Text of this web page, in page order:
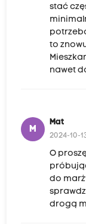
stać
to
nawet
M
Mat
2024-10-
O
do
drogą